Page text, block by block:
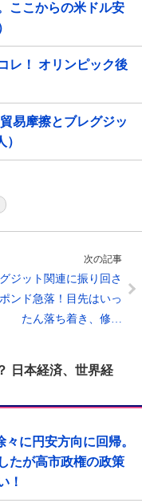
ここからの米ドル安
レ！ オリンピック後
易摩擦とブレグジッ
次の記事
ジット関連に振り回さ
ンド急落！目先はいっ
たん落ち着き、修…
日本経済、世界経
に円安方向に回帰。
たが高市政権の政策
！